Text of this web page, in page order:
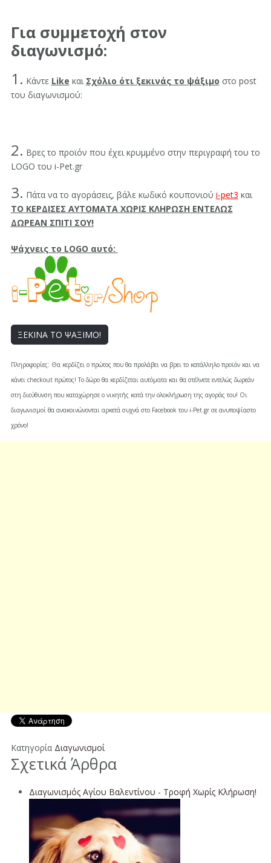
Για συμμετοχή στον
διαγωνισμό:
1. Κάντε Like και Σχόλιο ότι ξεκινάς το ψάξιμο στο post
του διαγωνισμού:
2. Βρες το προϊόν που έχει κρυμμένο στην περιγραφή του το
LOGO του i-Pet.gr
3. Πάτα να το αγοράσεις, βάλε κωδικό κουπονιού i-pet3 και
ΤΟ ΚΕΡΔΙΣΕΣ ΑΥΤΟΜΑΤΑ ΧΩΡΙΣ ΚΛΗΡΩΣΗ ΕΝΤΕΛΩΣ
ΔΩΡΕΑΝ ΣΠΙΤΙ ΣΟΥ!
Ψάχνεις το LOGO αυτό:
ΞΕΚΙΝΑ ΤΟ ΨΑΞΙΜΟ!
Πληροφορίες: Θα κερδίζει ο πρώτος που θα προλάβει να βρει το κατάλληλο προϊόν και να
κάνει checkout πρώτος! Το δώρο θα κερδίζεται αυτόματα και θα στέλνετε εντελώς δωρεάν
στη διεύθυνση που καταχώρησε ο νικητής κατά την ολοκλήρωση της αγοράς του! Οι
διαγωνισμοί θα ανακοινώνονται αρκετά συχνά στο Facebook του i-Pet.gr σε ανυποψίαστο
χρόνο!
Κατηγορία Διαγωνισμοί
Σχετικά Άρθρα
Διαγωνισμός Αγίου Βαλεντίνου - Τροφή Χωρίς Κλήρωση!